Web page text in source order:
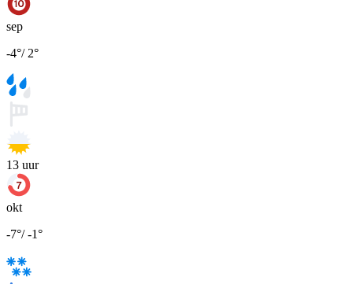
sep
-4°/ 2°
13 uur
okt
-7°/-1°